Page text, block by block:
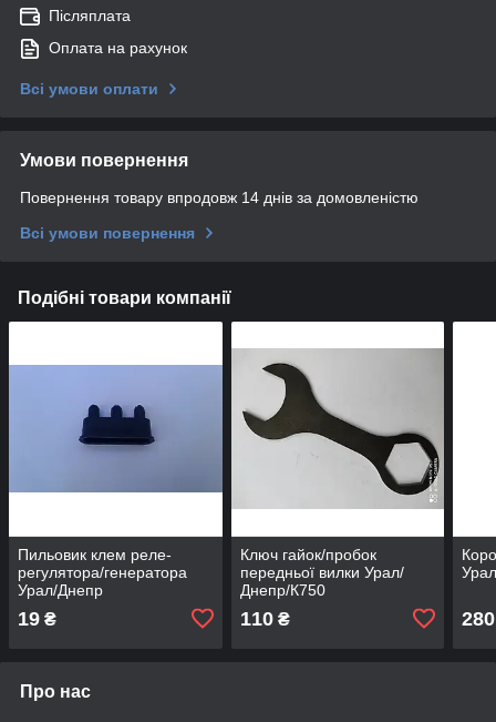
Післяплата
Оплата на рахунок
Всі умови оплати
Умови повернення
Повернення товару впродовж 14 днів за домовленістю
Всі умови повернення
Подібні товари компанії
Пильовик клем реле-
регулятора/генератора
Урал/Днепр
19 ₴
Ключ гайок/пробок
передньої вилки Урал/
Днепр/К750
110₴ 280
Про нас